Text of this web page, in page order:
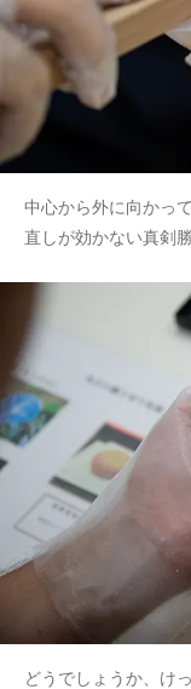
中心から外に向かっ
直しが効かない真剣勝
どうでしょうか、け